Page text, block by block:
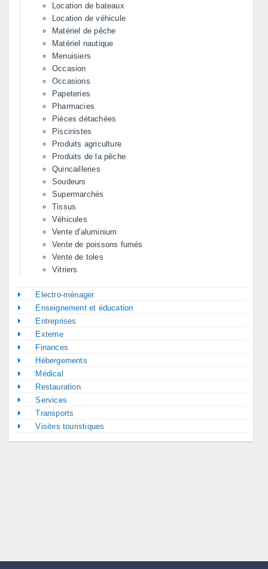
Location de bateaux
Location de véhicule
Matériel de pêche
Matériel nautique
Menuisiers
Occasion
Occasions
Papeteries
Pharmacies
Pièces détachées
Piscinistes
Produits agriculture
Produits de la pêche
Quincailleries
Soudeurs
Supermarchés
Tissus
Véhicules
Vente d'aluminium
Vente de poissons fumés
Vente de toles
Vitriers
Electro-ménager
Enseignement et éducation
Entreprises
Externe
Finances
Hébergements
Médical
Restauration
Services
Transports
Visites touristiques